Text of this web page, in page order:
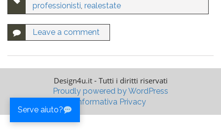
professionisti, realestate
Leave a comment
Design4u.it - Tutti i diritti riservati
Proudly powered by WordPress
Informativa Privacy
Serve aiuto?
Messaggio
Ho letto laPrivacy Policye acconsento al trattamento dei
miei dati personali.
Invia